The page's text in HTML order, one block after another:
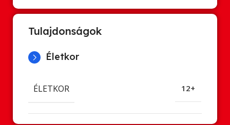
Tulajdonságok
Életkor
ÉLETKOR 12+